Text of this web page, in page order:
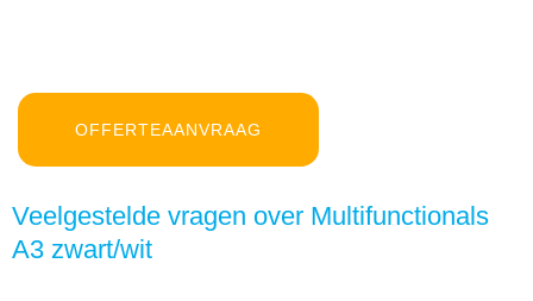
OFFERTEAANVRAAG
Veelgestelde vragen over Multifunctionals
A3 zwart/wit